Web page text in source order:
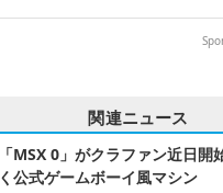
関連ニュース
「MSX 0」がクラファン近日
く公式ゲームボーイ風マシン